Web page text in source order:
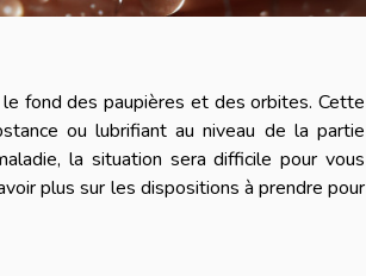
fond des paupières et des orbites. Cette
ou lubrifiant au niveau de la partie
la situation sera difficile pour vous
plus sur les dispositions à prendre pour